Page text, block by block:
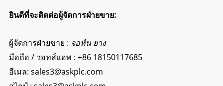
ยินดีที่จะติดต่อผู้จัดการฝ่ายขาย:
ผู้จัดการฝ่ายขาย : จอห์น ยาง
มือถือ / วอทส์แอพ : +86 18150117685
อีเมล: sales3@askplc.com